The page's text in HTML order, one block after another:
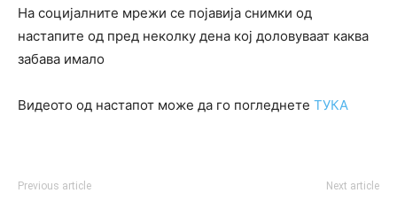
На социјалните мрежи се појавија снимки од
настапите од пред неколку дена кој доловуваат каква
забава имало
Видеото од настапот може да го погледнете ТУКА
Previous article Next article